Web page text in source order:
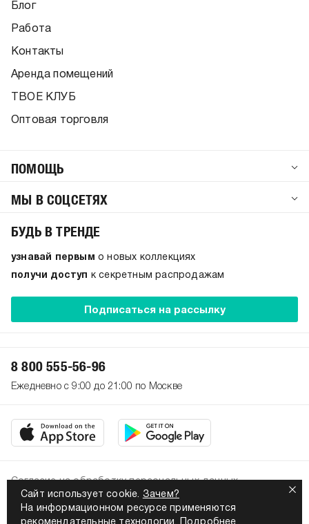
Сайт использует cookie. Зачем?
На информационном ресурсе применяются
Блог
Работа
Контакты
Аренда помещений
ТВОЕ КЛУБ
Оптовая торговля
ПОМОЩЬ
МЫ В СОЦСЕТЯХ
БУДЬ В ТРЕНДЕ
узнавай первым о новых коллекциях
получи доступ к секретным распродажам
Подписаться на рассылку
8 800 555-56-96
Ежедневно с 9:00 до 21:00 по Москве
2026. Все права защищены
Политика конфиденциальности
Согласие на обработку персональных данных